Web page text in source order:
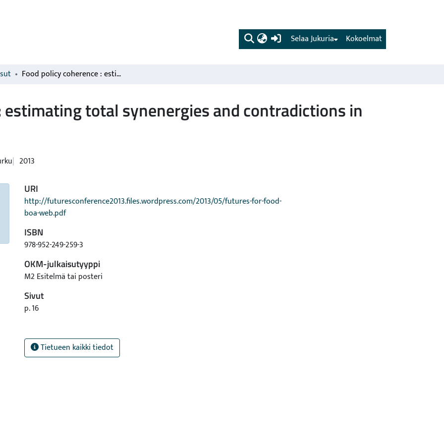
(current) Kokoelmat
Selaa Jukuria
Food policy coherence : estimating total synenergies and contradictions in policy documents
estimating total synenergies and contradictions in
2013
URI
http://futuresconference2013.files.wordpress.com/2013/05/futures-for-food-
boa-web.pdf
ISBN
978-952-249-259-3
OKM-julkaisutyyppi
M2 Esitelmä tai posteri
Sivut
p. 16
Tietueen kaikki tiedot